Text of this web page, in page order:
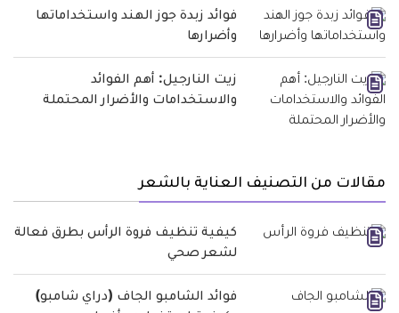
فوائد زبدة جوز الهند واستخداماتها
وأضرارها
زيت النارجيل: أهم الفوائد
والاستخدامات والأضرار المحتملة
مقالات من التصنيف العناية بالشعر
كيفية تنظيف فروة الرأس بطرق فعالة
لشعر صحي
فوائد الشامبو الجاف (دراي شامبو)